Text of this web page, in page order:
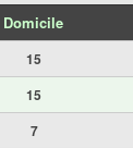
Domicile
15
15
7